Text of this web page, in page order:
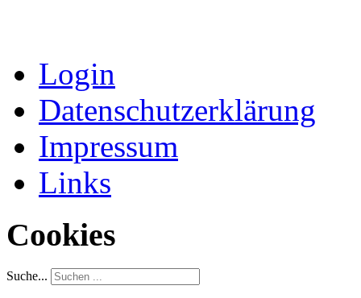
Login
Datenschutzerklärung
Impressum
Links
Cookies
Suche...